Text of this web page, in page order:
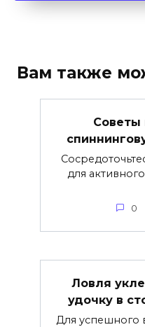
Вам также
Советы
для
0
Ловля
удочку в
Для успешного